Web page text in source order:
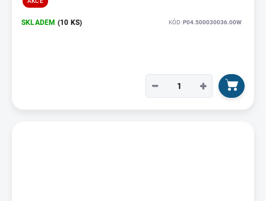
SKLADEM (10 KS) KÓD:P04.500030036.00W
+
−